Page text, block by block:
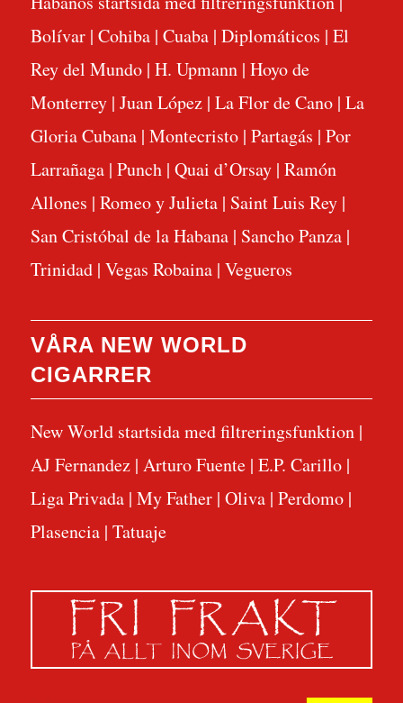
Bolívar| Cohiba| Cuaba| Diplomáticos | El
Rey del Mundo| H. Upmann| Hoyo de
Monterrey| Juan López| La Flor de Cano| La
Gloria Cubana| Montecristo| Partagás | Por
Larrañaga| Punch| Quai d’Orsay| Ramón
Allones | Romeo y Julieta| Saint Luis Rey|
San Cristóbal de la Habana| Sancho Panza|
Trinidad| Vegas Robaina| Vegueros
VÅRA NEW WORLD
CIGARRER
New World startsida med filtreringsfunktion|
AJ Fernandez| Arturo Fuente| E.P. Carillo|
Liga Privada| My Father| Oliva| Perdomo|
Plasencia| Tatuaje